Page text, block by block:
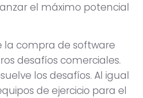
el máximo potencial
la compra de software
desafíos comerciales.
los desafíos. Al igual
de ejercicio para el